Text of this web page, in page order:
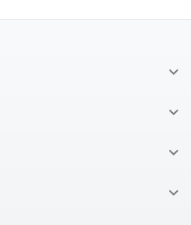



